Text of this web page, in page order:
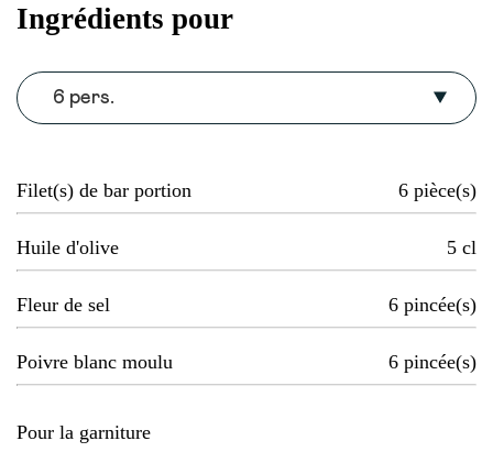
Ingrédients pour
6 pers.
Filet(s) de bar portion 6 pièce(s)
Huile d'olive 5 cl
Fleur de sel 6 pincée(s)
Poivre blanc moulu 6 pincée(s)
Pour la garniture